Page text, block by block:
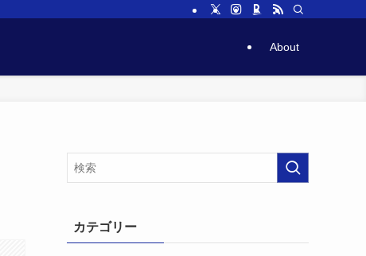
About
カテゴリー